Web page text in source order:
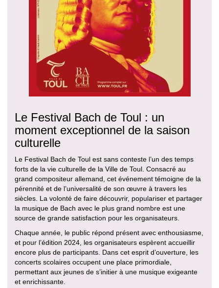
Le Festival Bach de Toul : un
moment exceptionnel de la saison
culturelle
Le Festival Bach de Toul est sans conteste l’un des temps
forts de la vie culturelle de la Ville de Toul. Consacré au
grand compositeur allemand, cet événement témoigne de la
pérennité et de l’universalité de son œuvre à travers les
siècles. La volonté de faire découvrir, populariser et partager
la musique de Bach avec le plus grand nombre est une
source de grande satisfaction pour les organisateurs.
Chaque année, le public répond présent avec enthousiasme,
et pour l’édition 2024, les organisateurs espèrent accueillir
encore plus de participants. Dans cet esprit d’ouverture, les
concerts scolaires occupent une place primordiale,
permettant aux jeunes de s’initier à une musique exigeante
et enrichissante.